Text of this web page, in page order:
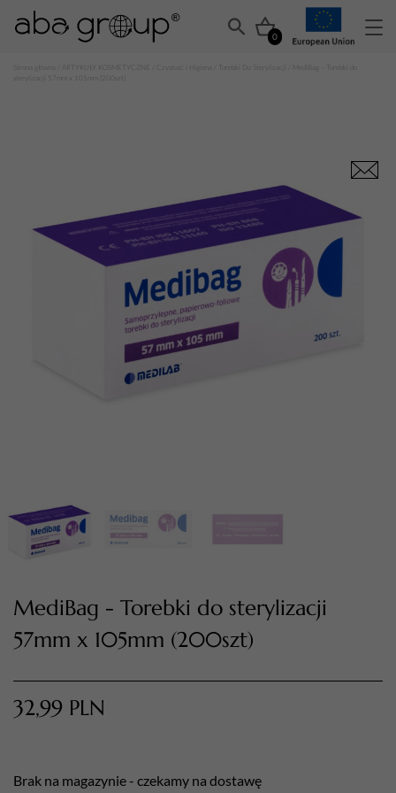
0
TWÓJ KOSZYK (
Suma koszyka (0
PRZEJDŹ DO KOSZYKA
ARTYKUŁY KOSMETYCZNE
/ MediBag – Torebki do
MediBag - Torebki do sterylizacji
57mm x 105mm (200szt)
32,99 PLN
Brak na magazynie - czekamy na dostawę